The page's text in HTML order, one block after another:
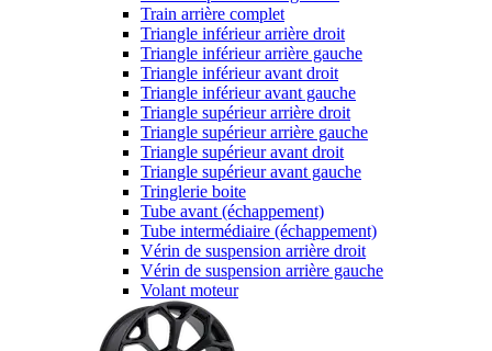
Train arrière complet
Triangle inférieur arrière droit
Triangle inférieur arrière gauche
Triangle inférieur avant droit
Triangle inférieur avant gauche
Triangle supérieur arrière droit
Triangle supérieur arrière gauche
Triangle supérieur avant droit
Triangle supérieur avant gauche
Tringlerie boite
Tube avant (échappement)
Tube intermédiaire (échappement)
Vérin de suspension arrière droit
Vérin de suspension arrière gauche
Volant moteur